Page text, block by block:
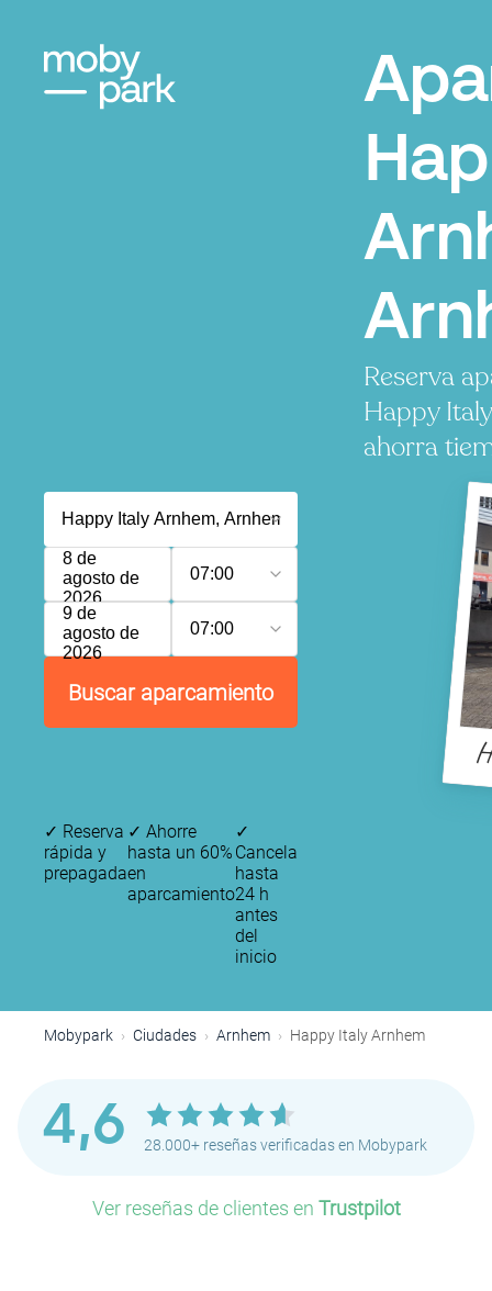
Reserva
Happy
ahorra
8 de
agosto de
2026
07:00
9 de
agosto de
2026
07:00
Buscar aparcamiento
✓ Reserva
rápida y
prepagada
✓ Ahorre
hasta un 60%
en
aparcamiento
✓
Cancela
hasta
24 h
antes
del
inicio
Mobypark Ciudades Arnhem Happy Italy Arnhem
4,6 28.000+ reseñas verificadas en Mobypark
Ver reseñas de clientes en Trustpilot